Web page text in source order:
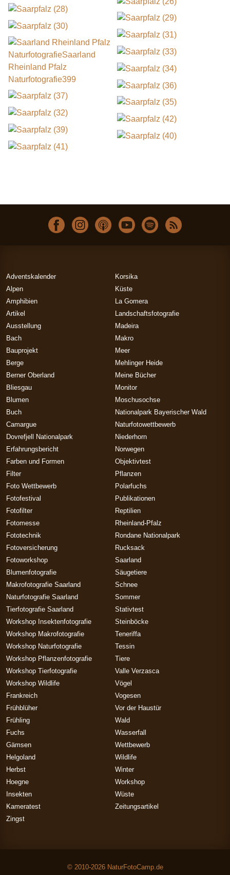
Adventskalender
Alpen
Amphibien
Artikel
Ausstellung
Bach
Bauprojekt
Berge
Berner Oberland
Bliesgau
Blumen
Buch
Camargue
Dovrefjell Nationalpark
Erfahrungsbericht
Farben und Formen
Filter
Foto Wettbewerb
Fotofestival
Fotofilter
Fotomesse
Fototechnik
Fotoversicherung
Fotoworkshop
Blumenfotografie
Makrofotografie Saarland
Naturfotografie Saarland
Tierfotografie Saarland
Workshop Insektenfotografie
Workshop Makrofotografie
Workshop Naturfotografie
Workshop Pflanzenfotografie
Workshop Tierfotografie
Workshop Wildlife
Frankreich
Frühblüher
Frühling
Fuchs
Gämsen
Helgoland
Herbst
Hoegne
Insekten
Kameratest
Korsika
Küste
La Gomera
Landschaftsfotografie
Madeira
Makro
Meer
Mehlinger Heide
Meine Bücher
Monitor
Moschusochse
Nationalpark Bayerischer Wald
Naturfotowettbewerb
Niederhorn
Norwegen
Objektivtest
Pflanzen
Polarfuchs
Publikationen
Reptilien
Rheinland-Pfalz
Rondane Nationalpark
Rucksack
Saarland
Säugetiere
Schnee
Sommer
Stativtest
Steinböcke
Teneriffa
Tessin
Tiere
Valle Verzasca
Vögel
Vogesen
Vor der Haustür
Wald
Wasserfall
Wettbewerb
Wildlife
Winter
Workshop
Wüste
Zeitungsartikel
Zingst
© 2010-2026 NaturFotoCamp.de